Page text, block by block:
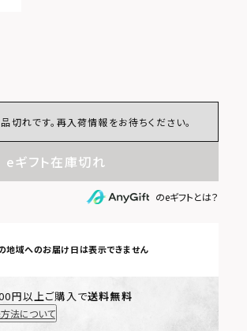
切れです。再入荷情報をお待ちください。
eギフト在庫切れ
のeギフトとは？
地域へのお届け日は表示できません
円以上ご購入で送料無料
法について